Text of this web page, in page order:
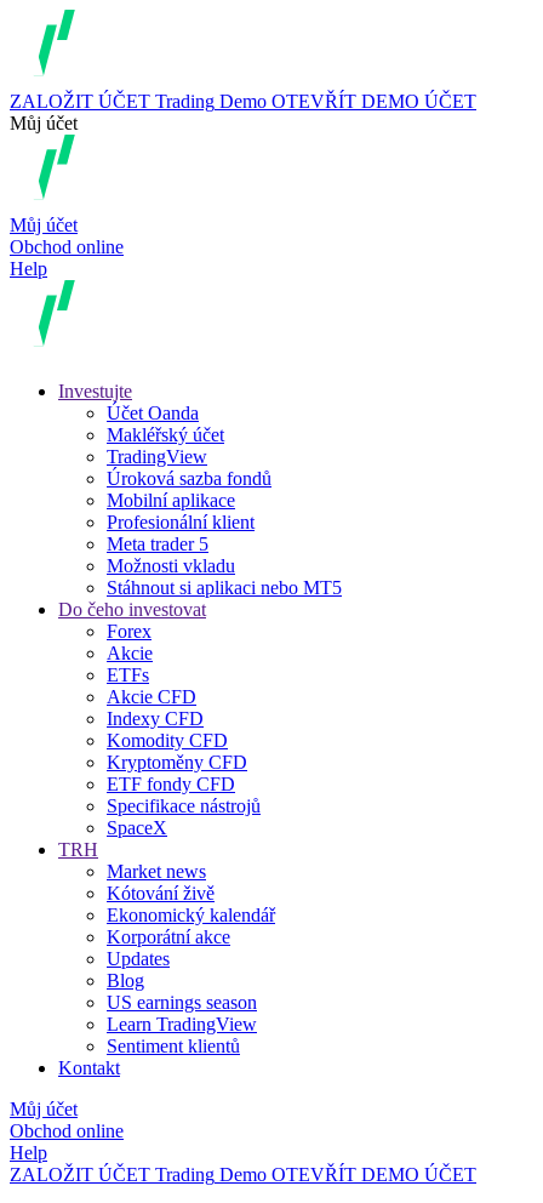
ZALOŽIT ÚČET Trading Demo OTEVŘÍT DEMO ÚČET
Můj účet
Můj účet
Obchod online
Help
Investujte
Účet Oanda
Makléřský účet
TradingView
Úroková sazba fondů
Mobilní aplikace
Profesionální klient
Meta trader 5
Možnosti vkladu
Stáhnout si aplikaci nebo MT5
Do čeho investovat
Forex
Akcie
ETFs
Akcie CFD
Indexy CFD
Komodity CFD
Kryptoměny CFD
ETF fondy CFD
Specifikace nástrojů
SpaceX
TRH
Market news
Kótování živě
Ekonomický kalendář
Korporátní akce
Updates
Blog
US earnings season
Learn TradingView
Sentiment klientů
Kontakt
Můj účet
Obchod online
Help
ZALOŽIT ÚČET Trading Demo OTEVŘÍT DEMO ÚČET